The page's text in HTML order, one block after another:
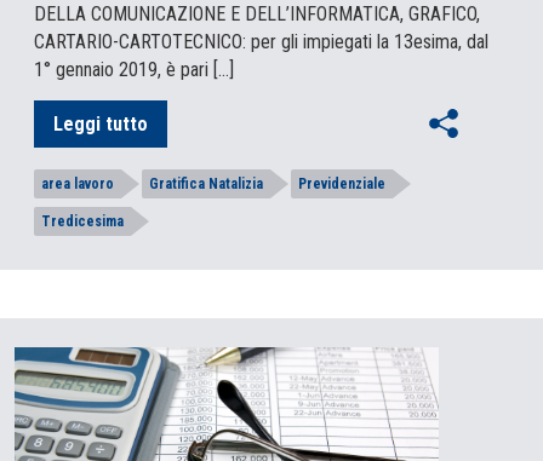
DELLA COMUNICAZIONE E DELL’INFORMATICA, GRAFICO,
CARTARIO-CARTOTECNICO: per gli impiegati la 13esima, dal
1° gennaio 2019, è pari […]
Leggi tutto
area lavoro Gratifica Natalizia Previdenziale
Tredicesima